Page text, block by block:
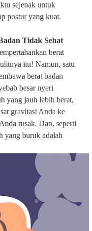
sejenak untuk
postur yang kuat.
Tidak Sehat
berat
itu! Namun, satu
berat badan
besar nyeri
yang jauh lebih berat,
gravitasi Anda ke
rusak. Dan, seperti
yang buruk adalah